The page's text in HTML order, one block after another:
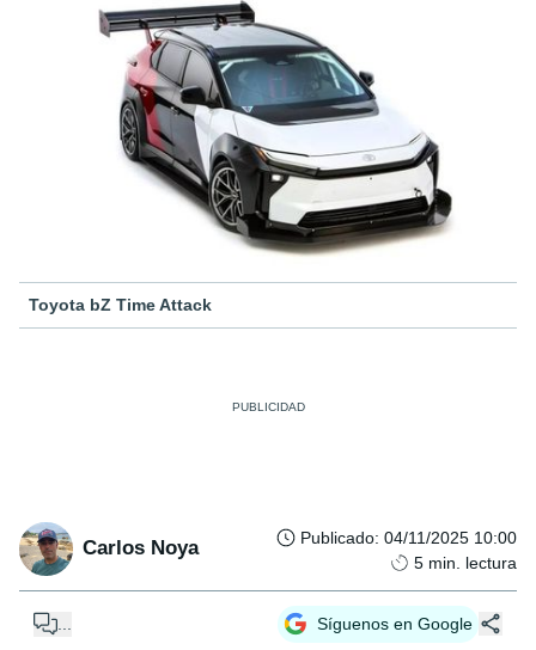
Toyota bZ Time Attack
Carlos Noya Publicado: 04/11/2025 10:00
5 min. lectura
Síguenos en Google